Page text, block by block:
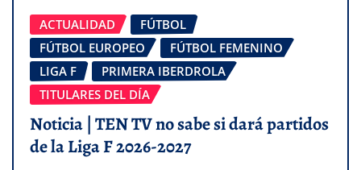
ACTUALIDAD
FÚTBOL
FÚTBOL EUROPEO
FÚTBOL FEMENINO
LIGA F
PRIMERA IBERDROLA
TITULARES DEL DÍA
Noticia | TEN TV no sabe si dará partidos
de la Liga F 2026-2027